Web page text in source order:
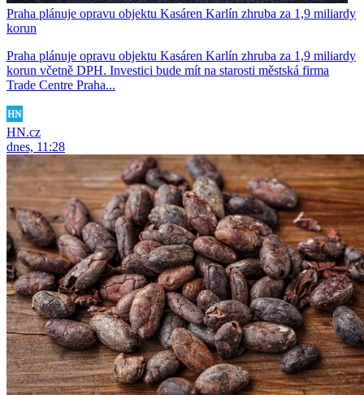
Praha plánuje opravu objektu Kasáren Karlín zhruba za 1,9 miliardy
korun
Praha plánuje opravu objektu Kasáren Karlín zhruba za 1,9 miliardy
korun včetně DPH. Investici bude mít na starosti městská firma
Trade Centre Praha...
HN.cz
dnes, 11:28